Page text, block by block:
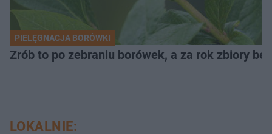
PIELĘGNACJA BORÓWKI
Zrób to po zebraniu borówek, a za rok zbiory
LOKALNIE: